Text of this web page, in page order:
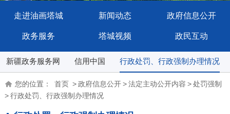
走进油画塔城 新闻动态 政府信息公开
政务服务 塔城视频 政民互动
新疆政务服务网 信用中国 行政处罚、行政强制办理情况
您的位置： 首页 >政府信息公开>法定主动公开内容 >处罚强制
>行政处罚、行政强制办理情况